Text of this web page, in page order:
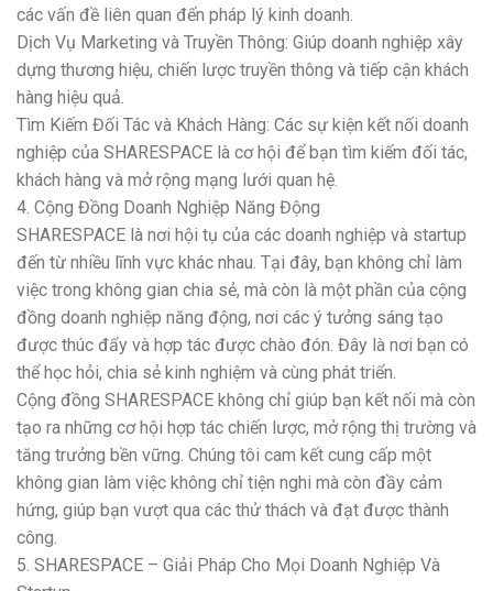
các vấn đề liên quan đến pháp lý kinh doanh.
Dịch Vụ Marketing và Truyền Thông: Giúp doanh nghiệp xây
dựng thương hiệu, chiến lược truyền thông và tiếp cận khách
hàng hiệu quả.
Tìm Kiếm Đối Tác và Khách Hàng: Các sự kiện kết nối doanh
nghiệp của SHARESPACE là cơ hội để bạn tìm kiếm đối tác,
khách hàng và mở rộng mạng lưới quan hệ.
4. Cộng Đồng Doanh Nghiệp Năng Động
SHARESPACE là nơi hội tụ của các doanh nghiệp và startup
đến từ nhiều lĩnh vực khác nhau. Tại đây, bạn không chỉ làm
việc trong không gian chia sẻ, mà còn là một phần của cộng
đồng doanh nghiệp năng động, nơi các ý tưởng sáng tạo
được thúc đẩy và hợp tác được chào đón. Đây là nơi bạn có
thể học hỏi, chia sẻ kinh nghiệm và cùng phát triển.
Cộng đồng SHARESPACE không chỉ giúp bạn kết nối mà còn
tạo ra những cơ hội hợp tác chiến lược, mở rộng thị trường và
tăng trưởng bền vững. Chúng tôi cam kết cung cấp một
không gian làm việc không chỉ tiện nghi mà còn đầy cảm
hứng, giúp bạn vượt qua các thử thách và đạt được thành
công.
5. SHARESPACE – Giải Pháp Cho Mọi Doanh Nghiệp Và